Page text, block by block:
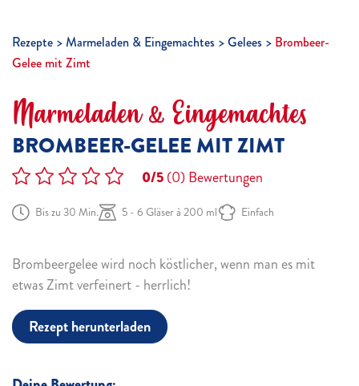
Rezepte Marmeladen & Eingemachtes Gelees
Brombeer-
Gelee mit Zimt
Marmeladen & Eingemachtes
BROMBEER-GELEE MIT ZIMT
0/5(0)Bewertungen
Bis zu 30 Min. 5 - 6 Gläser à 200 ml Einfach
Brombeergelee wird noch köstlicher, wenn man es mit
etwas Zimt verfeinert - herrlich!
Rezept herunterladen